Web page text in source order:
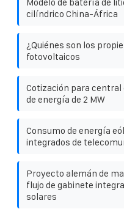
cilíndrico China-África
¿Quiénes son los
fotovoltaicos
Cotización para
de energía de 2 MW
Consumo de energía
integrados de
Proyecto alemán de
flujo de gabinete
solares